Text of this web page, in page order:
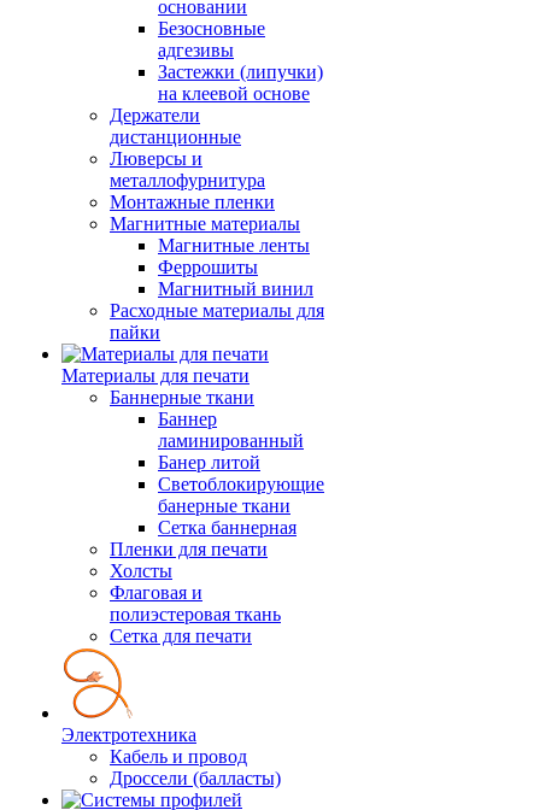
основании
Безосновные
адгезивы
Застежки (липучки)
на клеевой основе
Держатели
дистанционные
Люверсы и
металлофурнитура
Монтажные пленки
Магнитные материалы
Магнитные ленты
Феррошиты
Магнитный винил
Расходные материалы для
пайки
Материалы для печати
Баннерные ткани
Баннер
ламинированный
Банер литой
Светоблокирующие
банерные ткани
Сетка баннерная
Пленки для печати
Холсты
Флаговая и
полиэстеровая ткань
Сетка для печати
Электротехника
Кабель и провод
Дроссели (балласты)